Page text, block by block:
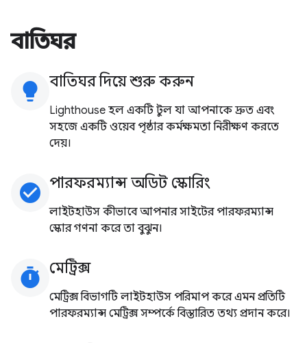
বাতিঘর
lightbulb বাতিঘর দিয়ে শুরু করুন
Lighthouse হল একটি টুল যা আপনাকে দ্রুত এবং
সহজে একটি ওয়েব পৃষ্ঠার কর্মক্ষমতা নিরীক্ষণ করতে
দেয়।
check_circle পারফরম্যান্স অডিট স্কোরিং
লাইটহাউস কীভাবে আপনার সাইটের পারফরম্যান্স
স্কোর গণনা করে তা বুঝুন।
timer মেট্রিক্স
মেট্রিক্স বিভাগটি লাইটহাউস পরিমাপ করে এমন প্রতিটি
পারফরম্যান্স মেট্রিক্স সম্পর্কে বিস্তারিত তথ্য প্রদান করে।